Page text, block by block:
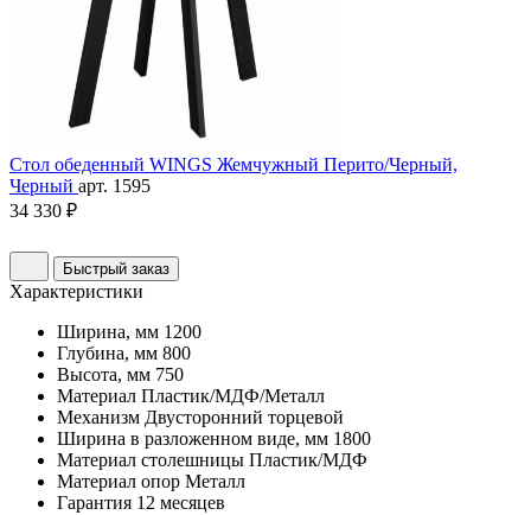
Стол обеденный WINGS Жемчужный Перито/Черный,
Черный арт. 1595
34 330 ₽
Быстрый заказ
Характеристики
Ширина, мм 1200
Глубина, мм 800
Высота, мм 750
Материал Пластик/МДФ/Металл
Механизм Двусторонний торцевой
Ширина в разложенном виде, мм 1800
Материал столешницы Пластик/МДФ
Материал опор Металл
Гарантия 12 месяцев